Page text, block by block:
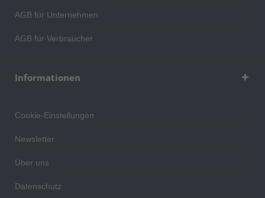
AGB für Unternehmen
AGB für Verbraucher
Informationen
Cookie-Einstellungen
Newsletter
Über uns
Datenschutz